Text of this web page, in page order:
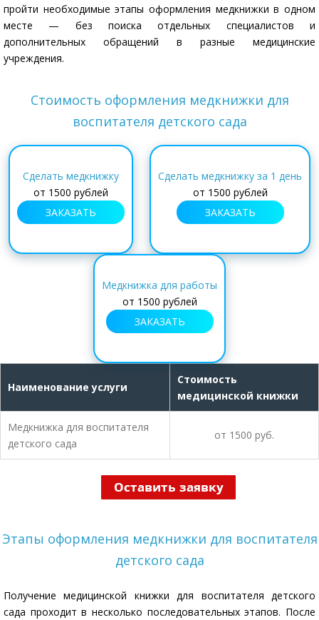
пройти необходимые этапы оформления медкнижки в одном
месте — без поиска отдельных специалистов и
дополнительных обращений в разные медицинские
учреждения.
Стоимость оформления медкнижки для
воспитателя детского сада
Сделать медкнижку
от 1500 рублей
ЗАКАЗАТЬ
Сделать медкнижку за 1 день
от 1500 рублей
ЗАКАЗАТЬ
Медкнижка для работы
от 1500 рублей
ЗАКАЗАТЬ
Наименование услуги
Стоимость
медицинской книжки
Медкнижка для воспитателя
детского сада
от 1500 руб.
Этапы оформления медкнижки для воспитателя
детского сада
Получение медицинской книжки для воспитателя детского
сада проходит в несколько последовательных этапов. После